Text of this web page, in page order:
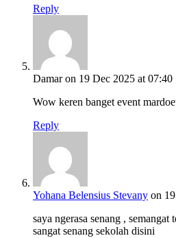
Reply
Damar on 19 Dec 2025 at 07:40
Wow keren banget event
Reply
Yohana Belensius Stevany on
saya ngerasa senang , semangat
sangat senang sekolah disini